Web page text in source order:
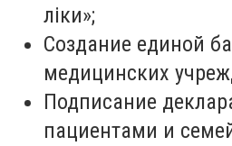
ліки»;
Создание единой
медицинских
Подписание
пациентами и